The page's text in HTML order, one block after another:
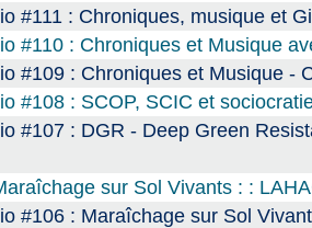
#111 : Chroniques, musique et
#110 : Chroniques et Musique
#109 : Chroniques et Musique -
#108 : SCOP, SCIC et
#107 : DGR - Deep Green
sur Sol Vivants : :
#106 : Maraîchage sur Sol